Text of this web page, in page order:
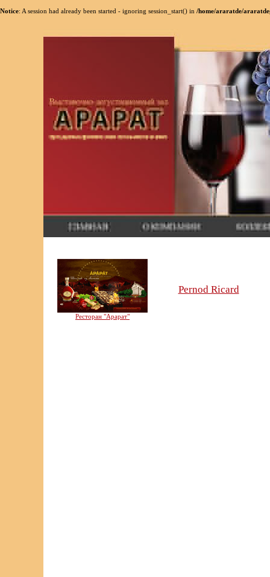
Notice: A session had already been started - ignoring session_start() in /home/araratde/
Ресторан "Арарат"
Pernod Ricard